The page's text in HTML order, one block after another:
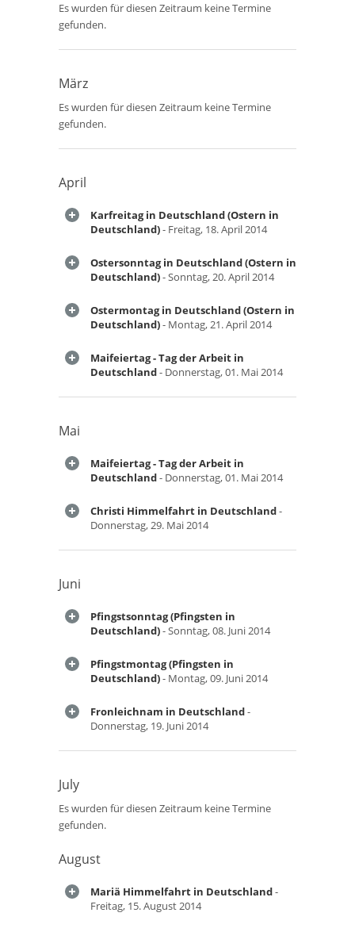
Es wurden für diesen Zeitraum keine Termine
gefunden.
März
Es wurden für diesen Zeitraum keine Termine
gefunden.
April
Karfreitag in Deutschland (Ostern in
Deutschland)- Freitag, 18. April 2014
Ostersonntag in Deutschland (Ostern in
Deutschland)- Sonntag, 20. April 2014
Ostermontag in Deutschland (Ostern in
Deutschland)- Montag, 21. April 2014
Maifeiertag - Tag der Arbeit in
Deutschland- Donnerstag, 01. Mai 2014
Mai
Maifeiertag - Tag der Arbeit in
Deutschland- Donnerstag, 01. Mai 2014
Christi Himmelfahrt in Deutschland-
Donnerstag, 29. Mai 2014
Juni
Pfingstsonntag (Pfingsten in
Deutschland)- Sonntag, 08. Juni 2014
Pfingstmontag (Pfingsten in
Deutschland)- Montag, 09. Juni 2014
Fronleichnam in Deutschland-
Donnerstag, 19. Juni 2014
July
Es wurden für diesen Zeitraum keine Termine
gefunden.
August
Mariä Himmelfahrt in Deutschland-
Freitag, 15. August 2014